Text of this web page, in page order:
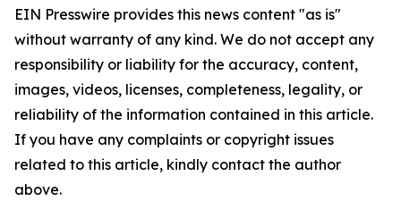
EIN Presswire provides this news content "as is"
without warranty of any kind. We do not accept any
responsibility or liability for the accuracy, content,
images, videos, licenses, completeness, legality, or
reliability of the information contained in this article.
If you have any complaints or copyright issues
related to this article, kindly contact the author
above.